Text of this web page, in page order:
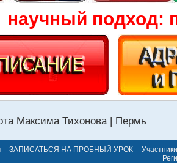
научный подход:
Максима Тихонова | Пермь
ЗАПИСАТЬСЯ НА ПРОБНЫЙ УРОК
Участники